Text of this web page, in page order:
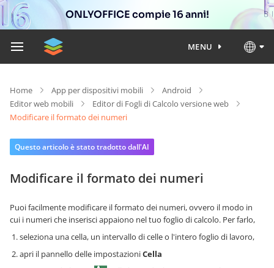
ONLYOFFICE compie 16 anni!
MENU
Home App per dispositivi mobili
Android
Editor web mobili
Editor di Fogli di Calcolo versione web
Modificare il formato dei numeri
Questo articolo è stato tradotto dall'AI
Modificare il formato dei numeri
Puoi facilmente modificare il formato dei numeri, ovvero il modo in
cui i numeri che inserisci appaiono nel tuo foglio di calcolo. Per farlo,
seleziona una cella, un intervallo di celle o l'intero foglio di lavoro,
apri il pannello delle impostazioniCella